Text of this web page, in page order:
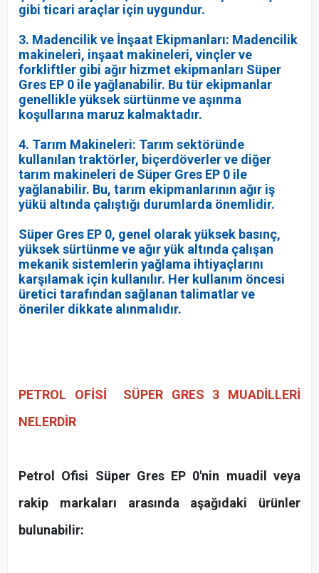
gibi ticari araçlar için uygundur.
3. Madencilik ve İnşaat Ekipmanları: Madencilik
makineleri, inşaat makineleri, vinçler ve
forkliftler gibi ağır hizmet ekipmanları Süper
Gres EP 0 ile yağlanabilir. Bu tür ekipmanlar
genellikle yüksek sürtünme ve aşınma
koşullarına maruz kalmaktadır.
4. Tarım Makineleri: Tarım sektöründe
kullanılan traktörler, biçerdöverler ve diğer
tarım makineleri de Süper Gres EP 0 ile
yağlanabilir. Bu, tarım ekipmanlarının ağır iş
yükü altında çalıştığı durumlarda önemlidir.
Süper Gres EP 0, genel olarak yüksek basınç,
yüksek sürtünme ve ağır yük altında çalışan
mekanik sistemlerin yağlama ihtiyaçlarını
karşılamak için kullanılır. Her kullanım öncesi
üretici tarafından sağlanan talimatlar ve
öneriler dikkate alınmalıdır.
PETROL OFİSİ SÜPER GRES 3 MUADİLLERİ
NELERDİR
Petrol Ofisi Süper Gres EP 0'nin muadil veya
rakip markaları arasında aşağıdaki ürünler
bulunabilir: